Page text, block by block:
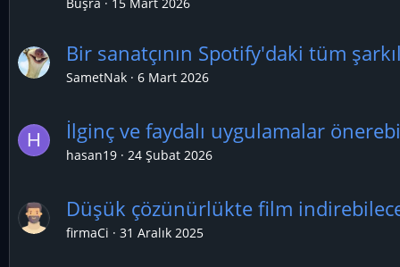
Bir sanatçının Spotify'daki tüm
SametNak 6 Mart 2026
H İlginç ve faydalı uygulamalar
hasan19 24 Şubat 2026
Düşük çözünürlükte film
firmaCi 31 Aralık 2025